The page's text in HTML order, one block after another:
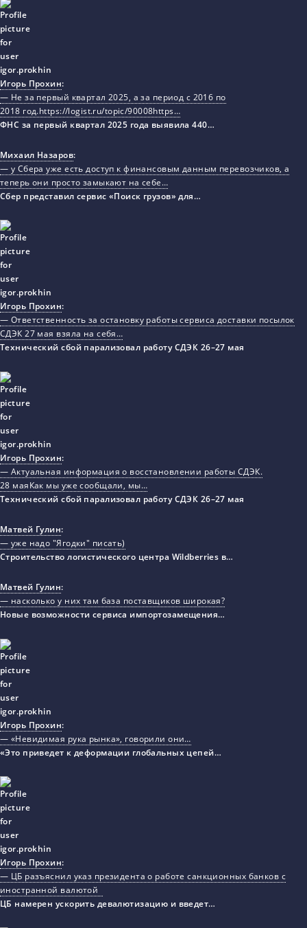
Игорь Прохин:
— Не за первый квартал 2025, а за период с 2016 по
2018 год.https://logist.ru/topic/90008https…
ФНС за первый квартал 2025 года выявила 440…
Михаил Назаров:
— у Сбера уже есть доступ к финансовым данным перевозчиков, а
теперь они просто замыкают на себе…
Сбер представил сервис «Поиск грузов» для…
Игорь Прохин:
— Ответственность за остановку работы сервиса доставки посылок
СДЭК 27 мая взяла на себя…
Технический сбой парализовал работу СДЭК 26–27 мая
Игорь Прохин:
— Актуальная информация о восстановлении работы СДЭК.
28 маяКак мы уже сообщали, мы…
Технический сбой парализовал работу СДЭК 26–27 мая
Матвей Гулин:
— уже надо "Ягодки" писать)
Строительство логистического центра Wildberries в…
Матвей Гулин:
— насколько у них там база поставщиков широкая?
Новые возможности сервиса импортозамещения…
Игорь Прохин:
— «Невидимая рука рынка», говорили они…
«Это приведет к деформации глобальных цепей…
Игорь Прохин:
— ЦБ разъяснил указ президента о работе санкционных банков с
иностранной валютой
ЦБ намерен ускорить девалютизацию и введет…